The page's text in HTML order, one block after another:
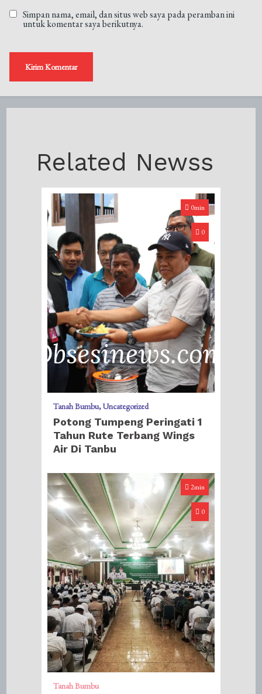
Simpan nama, email, dan situs web saya pada peramban ini
untuk komentar saya berikutnya.
Related Newss
0min
0
Tanah Bumbu Uncategorized
Potong Tumpeng Peringati 1
Tahun Rute Terbang Wings
Air Di Tanbu
2min
0
Tanah Bumbu